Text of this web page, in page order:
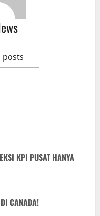
posts
KPI PUSAT HANYA
DI CANADA!